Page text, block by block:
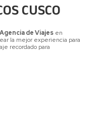
CUSCO
de Viajes en
la mejor experiencia para
recordado para